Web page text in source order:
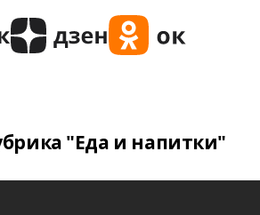
"Еда и напитки"